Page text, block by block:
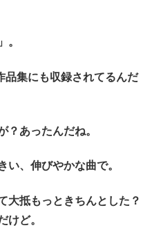
。
品集にも収録されてるんだ
？あったんだね。
い、伸びやかな曲で。
大抵もっときちんとした？
けど。